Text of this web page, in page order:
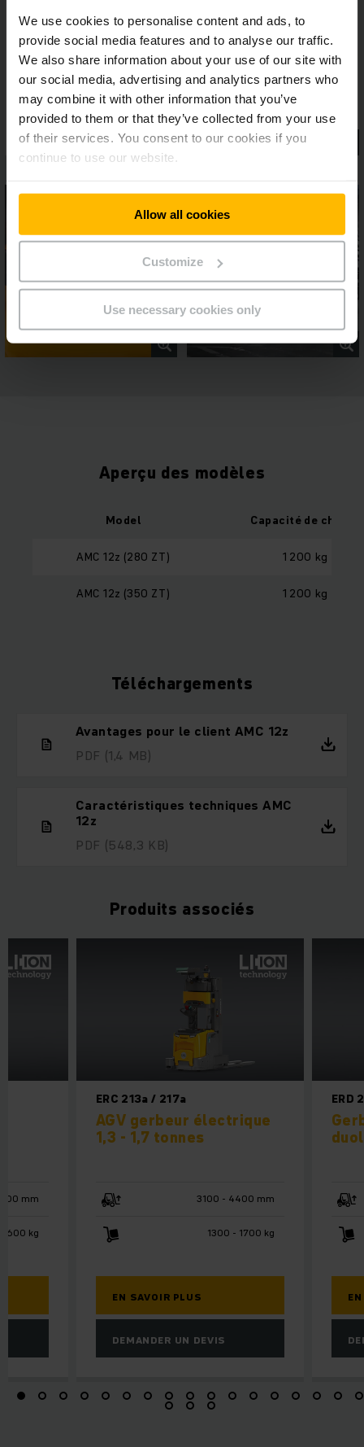
We use cookies to personalise content and ads, to
provide social media features and to analyse our traffic.
We also share information about your use of our site with
our social media, advertising and analytics partners who
may combine it with other information that you’ve
provided to them or that they’ve collected from your use
of their services. You consent to our cookies if you
continue to use our website.
Allow all cookies
Customize
Use necessary cookies only
Aperçu des modèles
Model Capacité de charge
AMC 12z (280 ZT) 1 200 kg
AMC 12z (350 ZT) 1 200 kg
Téléchargements
Avantages pour le client AMC 12z
PDF (1,4 MB)
Caractéristiques techniques AMC
12z
PDF (548,3 KB)
Produits associés
ERC 213a / 217a
AGV gerbeur électrique
1,3 - 1,7 tonnes
3100 - 4400 mm
1300 - 1700 kg
EN SAVOIR PLUS
DEMANDER UN DEVIS
ERD
mm
kg